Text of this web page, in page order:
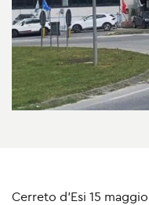
Cerreto d’Esi 15